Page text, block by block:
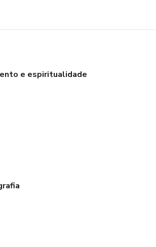
e espiritualidade